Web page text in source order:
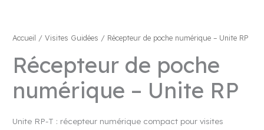
Accueil /Visites Guidées / Récepteur de poche numérique – Unite RP
Récepteur de poche
numérique – Unite RP
Unite RP-T : récepteur numérique compact pour visites